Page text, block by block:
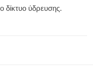
δίκτυο ύδρευσης.